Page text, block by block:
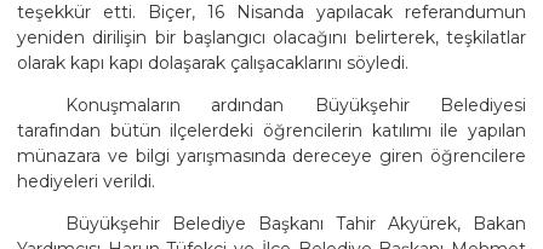
teşekkür etti. Biçer, 16 Nisanda yapılacak referandumun
yeniden dirilişin bir başlangıcı olacağını belirterek, teşkilatlar
olarak kapı kapı dolaşarak çalışacaklarını söyledi.
Konuşmaların ardından Büyükşehir Belediyesi
tarafından bütün ilçelerdeki öğrencilerin katılımı ile yapılan
münazara ve bilgi yarışmasında dereceye giren öğrencilere
hediyeleri verildi.
Büyükşehir Belediye Başkanı Tahir Akyürek, Bakan